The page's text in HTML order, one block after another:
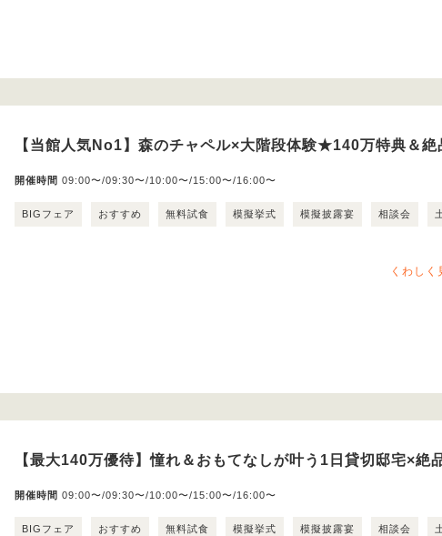
【当館人気No1】森のチャペル×大階段体験★140万特典＆絶
開催時間 09:00〜/09:30〜/10:00〜/15:00〜/16:00〜
BIGフェア おすすめ 無料試食 模擬挙式 模擬披露宴 相談会
くわしく
【最大140万優待】憧れ＆おもてなしが叶う1日貸切邸宅×絶
開催時間 09:00〜/09:30〜/10:00〜/15:00〜/16:00〜
BIGフェア おすすめ 無料試食 模擬挙式 模擬披露宴 相談会